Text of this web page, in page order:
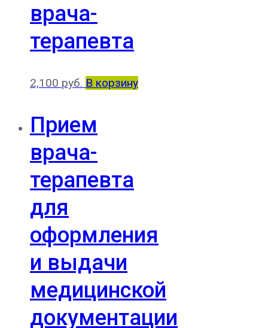
врача-
терапевта
2,100 руб. В корзину
Прием
врача-
терапевта
для
оформления
и выдачи
медицинской
документации